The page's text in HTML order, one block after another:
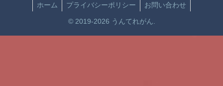
ホーム プライバシーポリシー お問い合わせ
© 2019-2026 うんてれがん.